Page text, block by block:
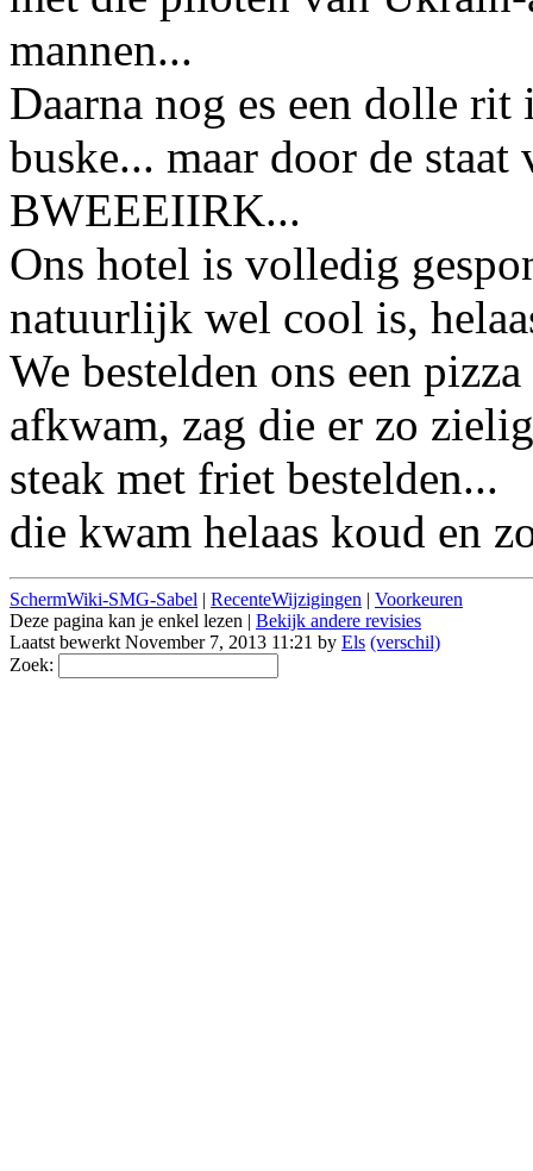
mannen...
Daarna nog es een dolle
buske... maar door de
BWEEEIIRK...
Ons hotel is volledig
natuurlijk wel cool is,
We bestelden ons een
afkwam, zag die er zo
steak met friet bestelden...
die kwam helaas koud en
SchermWiki-SMG-Sabel | RecenteWijzigingen | Voorkeuren
Deze pagina kan je enkel lezen | Bekijk andere revisies
Laatst bewerkt November 7, 2013 11:21 by Els (verschil)
Zoek: